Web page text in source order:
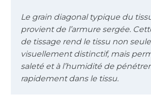
Le grain diagonal typique du
provient de l’armure sergée.
de tissage rend le tissu non
visuellement distinctif, mais
saleté et à l’humidité de
rapidement dans le tissu.